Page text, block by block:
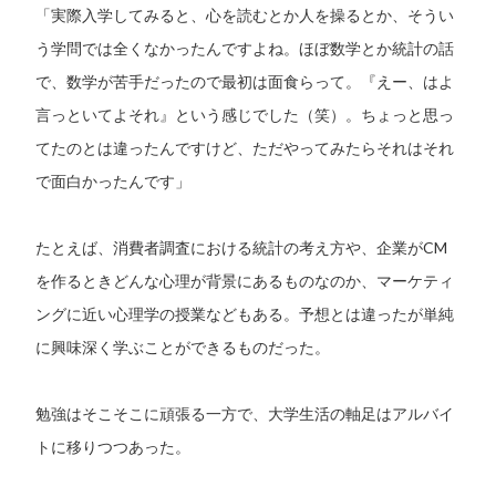
「実際入学してみると、心を読むとか人を操るとか、そうい
う学問では全くなかったんですよね。ほぼ数学とか統計の話
で、数学が苦手だったので最初は面食らって。『えー、はよ
言っといてよそれ』という感じでした（笑）。ちょっと思っ
てたのとは違ったんですけど、ただやってみたらそれはそれ
で面白かったんです」
たとえば、消費者調査における統計の考え方や、企業がCM
を作るときどんな心理が背景にあるものなのか、マーケティ
ングに近い心理学の授業などもある。予想とは違ったが単純
に興味深く学ぶことができるものだった。
勉強はそこそこに頑張る一方で、大学生活の軸足はアルバイ
トに移りつつあった。